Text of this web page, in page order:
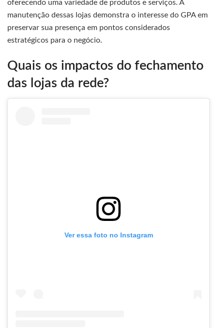
oferecendo uma variedade de produtos e serviços. A
manutenção dessas lojas demonstra o interesse do GPA em
preservar sua presença em pontos considerados
estratégicos para o negócio.
Quais os impactos do fechamento
das lojas da rede?
Ver essa foto no Instagram